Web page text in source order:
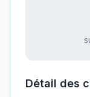
Détail des